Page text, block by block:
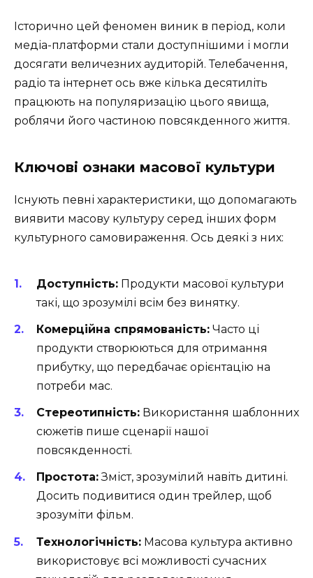
Історично цей феномен виник в період, коли
медіа-платформи стали доступнішими і могли
досягати величезних аудиторій. Телебачення,
радіо та інтернет ось вже кілька десятиліть
працюють на популяризацію цього явища,
роблячи його частиною повсякденного життя.
Ключові ознаки масової культури
Існують певні характеристики, що допомагають
виявити масову культуру серед інших форм
культурного самовираження. Ось деякі з них:
Доступність: Продукти масової культури
такі, що зрозумілі всім без винятку.
Комерційна спрямованість: Часто ці
продукти створюються для отримання
прибутку, що передбачає орієнтацію на
потреби мас.
Стереотипність: Використання шаблонних
сюжетів пише сценарії нашої
повсякденності.
Простота:Зміст, зрозумілий навіть дитині.
Досить подивитися один трейлер, щоб
зрозуміти фільм.
Технологічність: Масова культура активно
використовує всі можливості сучасних